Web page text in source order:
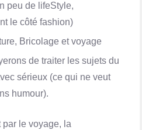
peu de lifeStyle,
le côté fashion)
Bricolage et voyage
de traiter les sujets du
sérieux (ce qui ne veut
humour).
par le voyage, la